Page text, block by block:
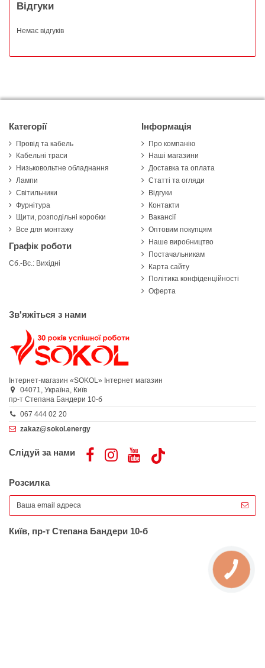
Відгуки
Немає відгуків
Категорії
Провід та кабель
Кабельні траси
Низьковольтне обладнання
Лампи
Світильники
Фурнітура
Щити, розподільні коробки
Все для монтажу
Графік роботи
Сб.-Вс.: Вихідні
Інформація
Про компанію
Наші магазини
Доставка та оплата
Статті та огляди
Відгуки
Контакти
Вакансії
Оптовим покупцям
Наше виробництво
Постачальникам
Карта сайту
Політика конфіденційності
Оферта
Зв'яжіться з нами
Інтернет-магазин «SOKOL» Інтернет магазин
04071, Україна, Київ
пр-т Степана Бандери 10-б
067 444 02 20
zakaz@sokol.energy
Слідуй за нами
Розсилка
Київ, пр-т Степана Бандери 10-б